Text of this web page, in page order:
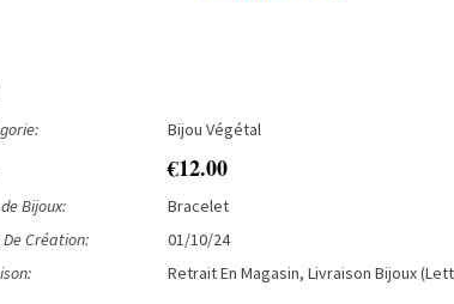
Bijou Végétal
€12.00
Bijoux:
Bracelet
Création:
01/10/24
Retrait En Magasin, Livraison Bijoux